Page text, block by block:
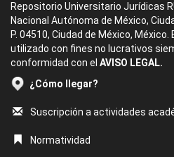
Repositorio Universitario Jurídicas
Nacional Autónoma de México,
P. 04510, Ciudad de México,
utilizado con fines no lucrativos
conformidad con el AVISO LEGAL.
¿Cómo llegar?
Suscripción a actividades
Normatividad